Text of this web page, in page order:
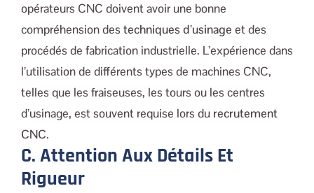
opérateurs CNC doivent avoir une bonne
compréhension des techniques d’usinage et des
procédés de fabrication industrielle. L’expérience dans
l’utilisation de différents types de machines CNC,
telles que les fraiseuses, les tours ou les centres
d’usinage, est souvent requise lors du recrutement
CNC.
C. Attention Aux Détails Et
Rigueur